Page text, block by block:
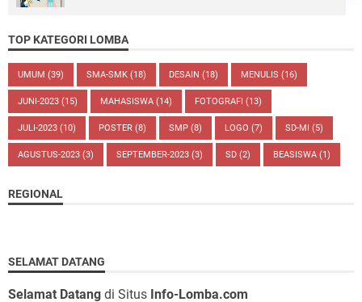
TOP KATEGORI LOMBA
UMUM (39) SMA-SMK (18) DESAIN (18) MENULIS (16)
JUNI-2023 (15) MAHASISWA (14) FOTOGRAFI (13)
JULI-2023 (10) POSTER (8) SMP (8) LOGO (7) SD-MI (5)
AGUSTUS-2023 (3) SEPTEMBER-2023 (3) SD (2) BEASISWA (1)
REGIONAL
SELAMAT DATANG
Selamat Datang di Situs Info-Lomba.com